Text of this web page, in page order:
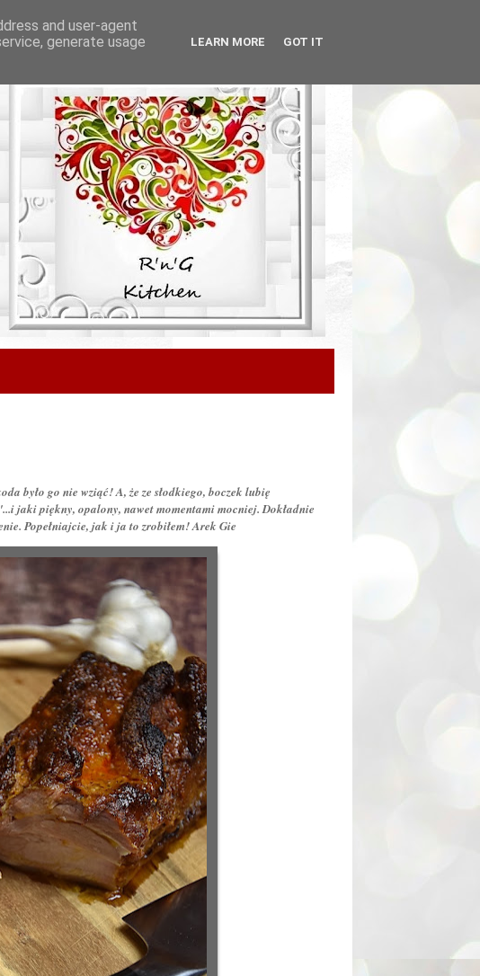
było go nie wziąć! A, że ze słodkiego, boczek lubię
jaki piękny, opalony, nawet momentami mocniej. Dokładnie
Popełniajcie, jak i ja to zrobiłem! Arek Gie
and user-agent
generate usage
LEARN MORE GOT IT